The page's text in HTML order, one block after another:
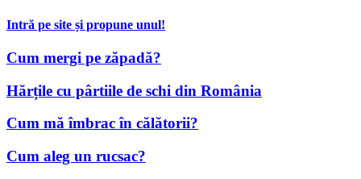
Intră pe site și propune unul!
Cum mergi pe zăpadă?
Hărțile cu pârtiile de schi din România
Cum mă îmbrac în călătorii?
Cum aleg un rucsac?